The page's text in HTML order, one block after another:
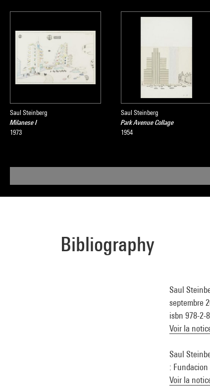
Saul Steinberg
Milanese I
1973
Saul Steinberg
Park Avenue Collage
1954
Bibliography
Saul
septembre
isbn 978-2-
Voir la
Saul
:
Voir la